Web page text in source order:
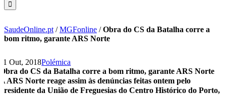
SaudeOnline.pt /MGFonline /Obra do CS da Batalha corre a
bom ritmo, garante ARS Norte
11 Out, 2018Polémica
Obra do CS da Batalha corre a bom ritmo, garante ARS Norte
A ARS Norte reage assim às denúncias feitas ontem pelo
presidente da União de Freguesias do Centro Histórico do Porto,